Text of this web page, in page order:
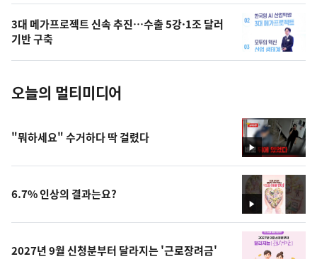
의
사
진
3대 메가프로젝트 신속 추진…수출 5강·1조 달러
기반 구축
오늘의 멀티미디어
영
상
"뭐하세요" 수거하다 딱 걸렸다
영
상
6.7% 인상의 결과는요?
2027년 9월 신청분부터 달라지는 '근로장려금'